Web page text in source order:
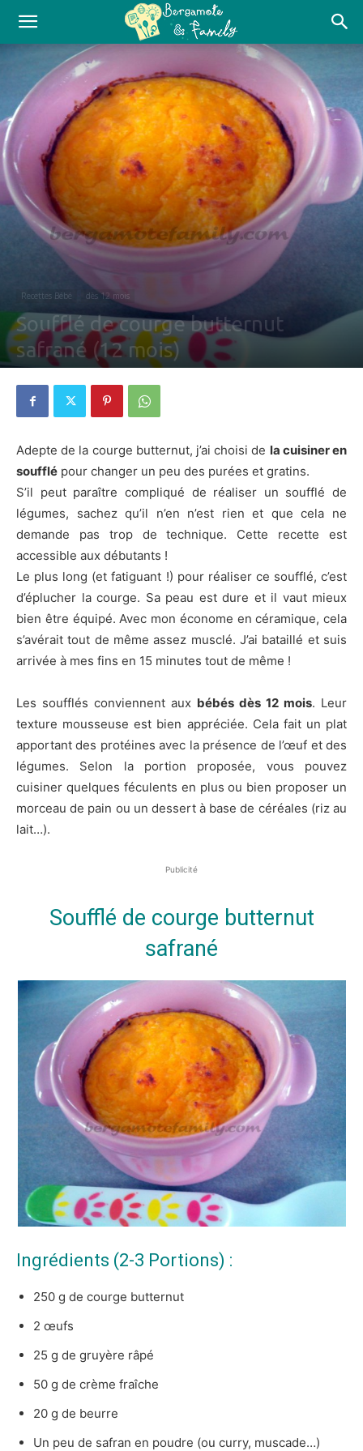
Recettes Bébé dès 12 mois
Soufflé de courge butternut
safrané (12 mois)
Adepte de la courge butternut, j’ai choisi de la cuisiner en
soufflé pour changer un peu des purées et gratins.
S’il peut paraître compliqué de réaliser un soufflé de
légumes, sachez qu’il n’en n’est rien et que cela ne
demande pas trop de technique. Cette recette est
accessible aux débutants !
Le plus long (et fatiguant !) pour réaliser ce soufflé, c’est
d’éplucher la courge. Sa peau est dure et il vaut mieux
bien être équipé. Avec mon économe en céramique, cela
s’avérait tout de même assez musclé. J’ai bataillé et suis
arrivée à mes fins en 15 minutes tout de même !
Les soufflés conviennent aux bébés dès 12 mois. Leur
texture mousseuse est bien appréciée. Cela fait un plat
apportant des protéines avec la présence de l’œuf et des
légumes. Selon la portion proposée, vous pouvez
cuisiner quelques féculents en plus ou bien proposer un
morceau de pain ou un dessert à base de céréales (riz au
lait…).
Publicité
Soufflé de courge butternut
safrané
Ingrédients (2-3 Portions) :
250 g de courge butternut
2 œufs
25 g de gruyère râpé
50 g de crème fraîche
20 g de beurre
Un peu de safran en poudre (ou curry, muscade…)